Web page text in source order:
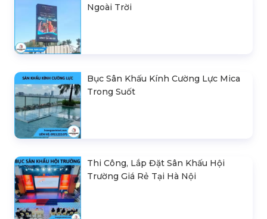
Ngoài Trời
Bục Sân Khấu Kính Cường Lực Mica
Trong Suốt
Thi Công, Lắp Đặt Sân Khấu Hội
Trường Giá Rẻ Tại Hà Nội